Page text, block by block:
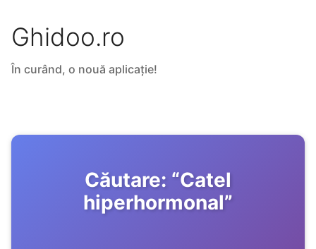
Ghidoo.ro
În curând, o nouă aplicație!
Căutare: “Catel
hiperhormonal”